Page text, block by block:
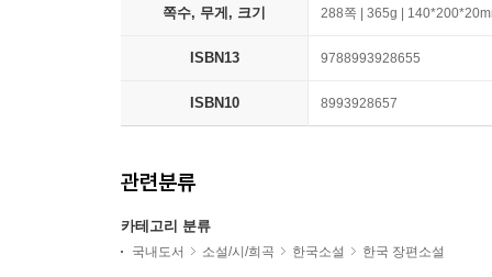
쪽수, 무게, 크기 288쪽 | 365g |
ISBN13 9788993928655
ISBN10 8993928657
관련분류
카테고리 분류
국내도서 소설/시/희곡 한국소설 한국 장편소설